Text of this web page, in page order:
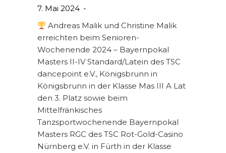
7. Mai 2024
Andreas Malik und Christine Malik
erreichten beim Senioren-
Wochenende 2024 – Bayernpokal
Masters II-IV Standard/Latein des TSC
dancepoint e.V., Königsbrunn in
Königsbrunn in der Klasse Mas III A Lat
den 3. Platz sowie beim
Mittelfränkisches
Tanzsportwochenende Bayernpokal
Masters RGC des TSC Rot-Gold-Casino
Nürnberg e.V. in Fürth in der Klasse